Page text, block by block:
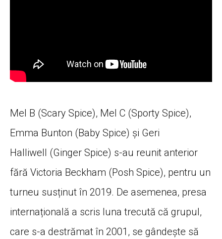
Mel B (Scary Spice), Mel C (Sporty Spice),
Emma Bunton (Baby Spice) și Geri
Halliwell (Ginger Spice) s-au reunit anterior
fără Victoria Beckham (Posh Spice), pentru un
turneu susținut în 2019. De asemenea, presa
internațională a scris luna trecută că grupul,
care s-a destrămat în 2001, se gândește să